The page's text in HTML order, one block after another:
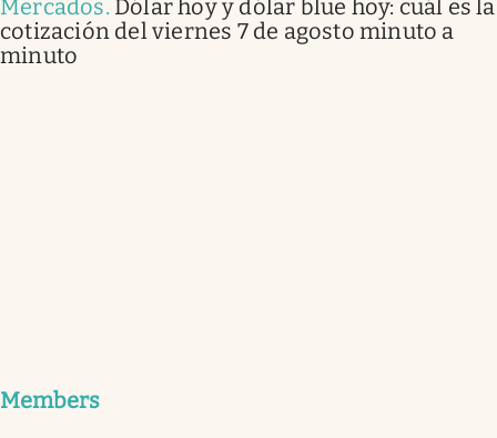
Mercados. Dólar hoy y dólar blue hoy: cuál es la
cotización del viernes 7 de agosto minuto a
minuto
Members